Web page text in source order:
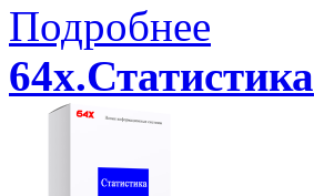
Подробнее
64x.Статистика